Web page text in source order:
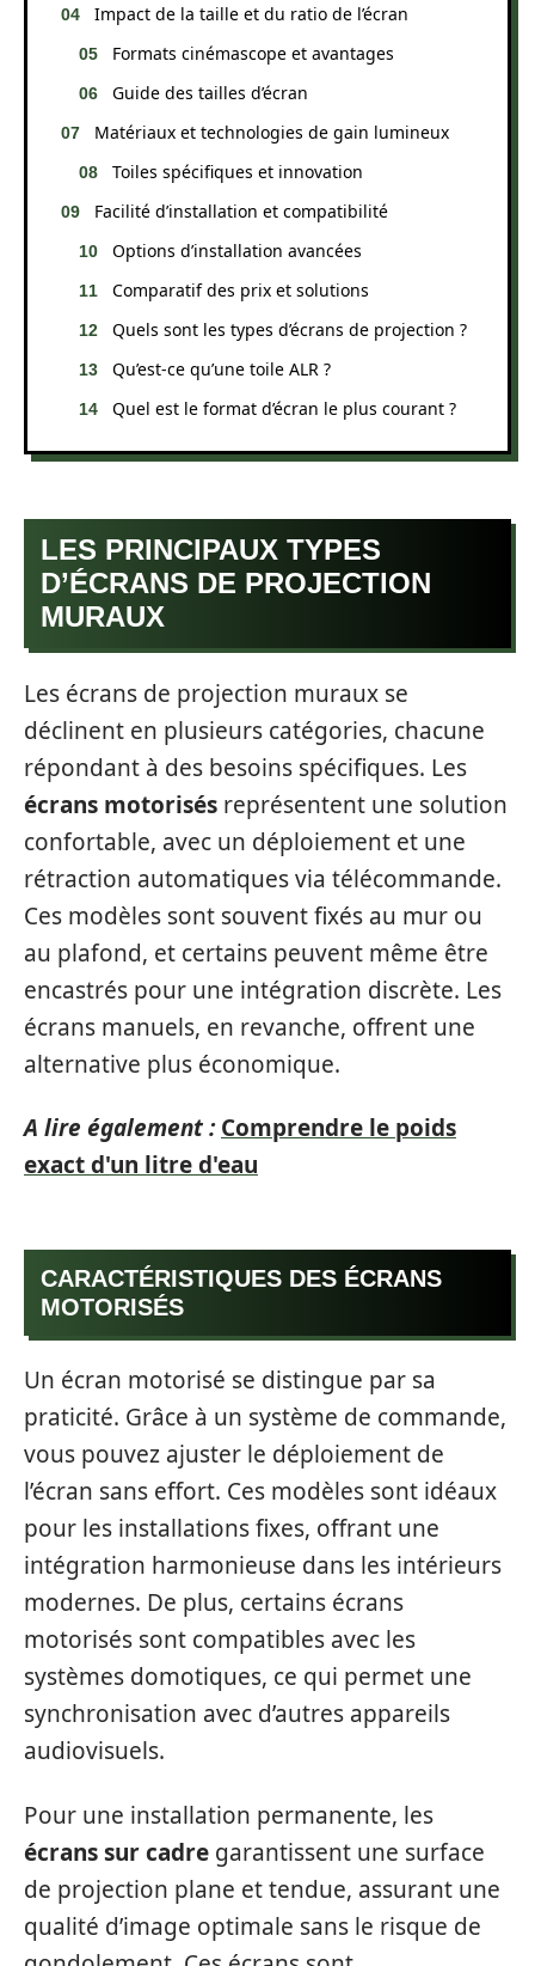
Impact de la taille et du ratio de l’écran
Formats cinémascope et avantages
Guide des tailles d’écran
Matériaux et technologies de gain lumineux
Toiles spécifiques et innovation
Facilité d’installation et compatibilité
Options d’installation avancées
Comparatif des prix et solutions
Quels sont les types d’écrans de projection ?
Qu’est-ce qu’une toile ALR ?
Quel est le format d’écran le plus courant ?
LES PRINCIPAUX TYPES
D’ÉCRANS DE PROJECTION
MURAUX
Les écrans de projection muraux se
déclinent en plusieurs catégories, chacune
répondant à des besoins spécifiques. Les
écrans motorisés représentent une solution
confortable, avec un déploiement et une
rétraction automatiques via télécommande.
Ces modèles sont souvent fixés au mur ou
au plafond, et certains peuvent même être
encastrés pour une intégration discrète. Les
écrans manuels, en revanche, offrent une
alternative plus économique.
A lire également : Comprendre le poids
exact d'un litre d'eau
CARACTÉRISTIQUES DES ÉCRANS
MOTORISÉS
Un écran motorisé se distingue par sa
praticité. Grâce à un système de commande,
vous pouvez ajuster le déploiement de
l’écran sans effort. Ces modèles sont idéaux
pour les installations fixes, offrant une
intégration harmonieuse dans les intérieurs
modernes. De plus, certains écrans
motorisés sont compatibles avec les
systèmes domotiques, ce qui permet une
synchronisation avec d’autres appareils
audiovisuels.
Pour une installation permanente, les
écrans sur cadre garantissent une surface
de projection plane et tendue, assurant une
qualité d’image optimale sans le risque de